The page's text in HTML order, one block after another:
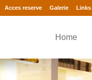
Acces reserve Galerie Links
Home